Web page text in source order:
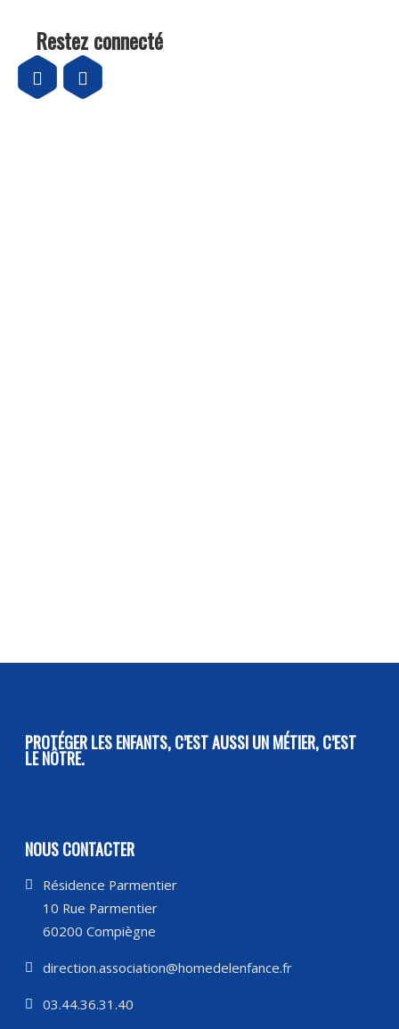
Restez connecté
PROTÉGER LES ENFANTS, C’EST AUSSI UN MÉTIER, C’EST
LE NÔTRE.
NOUS CONTACTER
Résidence Parmentier
10 Rue Parmentier
60200 Compiègne
direction.association@homedelenfance.fr
03.44.36.31.40